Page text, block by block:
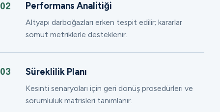
02 Performans Analitiği
Altyapı darboğazları erken tespit edilir; kararlar
somut metriklerle desteklenir.
03 Süreklilik Planı
Kesinti senaryoları için geri dönüş prosedürleri ve
sorumluluk matrisleri tanımlanır.